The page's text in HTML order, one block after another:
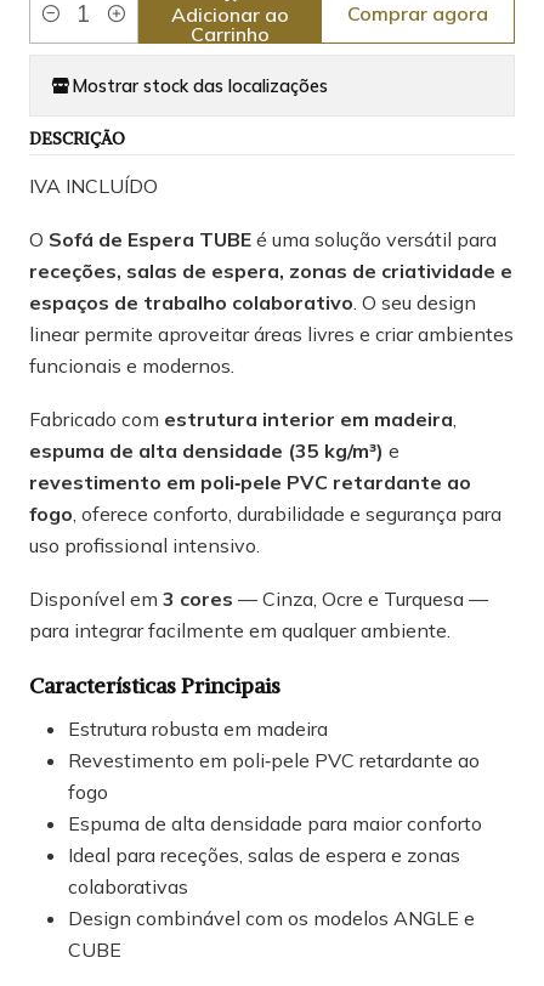
Quantidade
Adicionar ao
Carrinho
Comprar agora
Mostrar stock das localizações
DESCRIÇÃO
IVA INCLUÍDO
O Sofá de Espera TUBE é uma solução versátil para
receções, salas de espera, zonas de criatividade e
espaços de trabalho colaborativo. O seu design
linear permite aproveitar áreas livres e criar ambientes
funcionais e modernos.
Fabricado com estrutura interior em madeira,
espuma de alta densidade (35 kg/m³) e
revestimento em poli‑pele PVC retardante ao
fogo, oferece conforto, durabilidade e segurança para
uso profissional intensivo.
Disponível em 3 cores — Cinza, Ocre e Turquesa —
para integrar facilmente em qualquer ambiente.
Características Principais
Estrutura robusta em madeira
Revestimento em poli‑pele PVC retardante ao
fogo
Espuma de alta densidade para maior conforto
Ideal para receções, salas de espera e zonas
colaborativas
Design combinável com os modelos ANGLE e
CUBE